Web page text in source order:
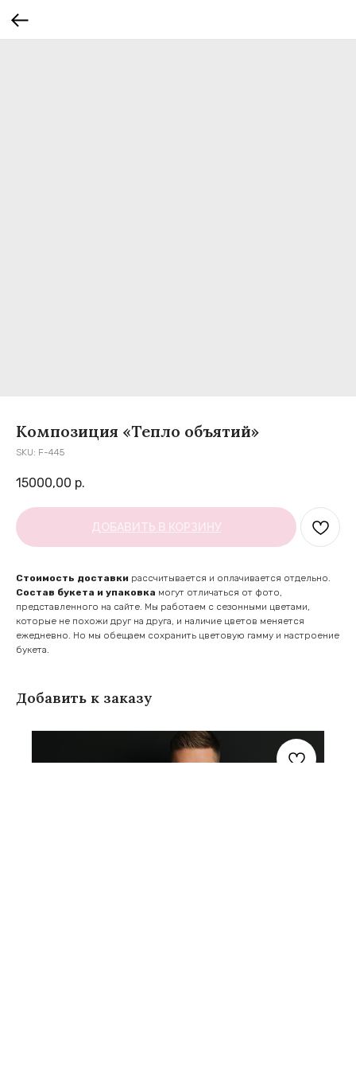
Композиция «Тепло объятий»
SKU: F-445
15000,00 р.
ДОБАВИТЬ В КОРЗИНУ
Cтоимость доставки рассчитывается и оплачивается отдельно.
Состав букета и упаковка могут отличаться от фото,
представленного на сайте. Мы работаем с сезонными цветами,
которые не похожи друг на друга, и наличие цветов меняется
ежедневно. Но мы обещаем сохранить цветовую гамму и настроение
букета.
Добавить к заказу